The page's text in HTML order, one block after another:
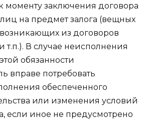
моменту заключения договора
лиц на предмет залога (вещных
возникающих из договоров
т.п.). В случае неисполнения
обязанности
вправе потребовать
обеспеченного
или изменения условий
если иное не предусмотрено